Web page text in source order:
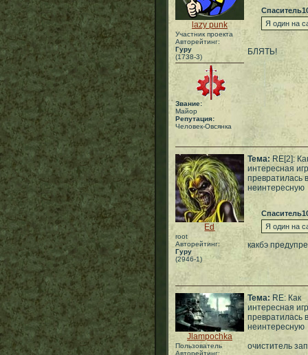
lazy punk
Участник проекта
Авторейтинг:
Гуру
(1738-3)
Звание:
Майор
Репутация:
Человек-Овсянка
Я один на
БЛЯТЬ!
Ed
root
Авторейтинг:
Гуру
(2946-1)
Тема: RE[2]:
интересная
превратилась в
неинтересную
Я один на
какбэ
Jlampochka
Пользователь
Авторейтинг:
Тема: RE: Как
интересная
превратилась в
неинтересную
очиститель